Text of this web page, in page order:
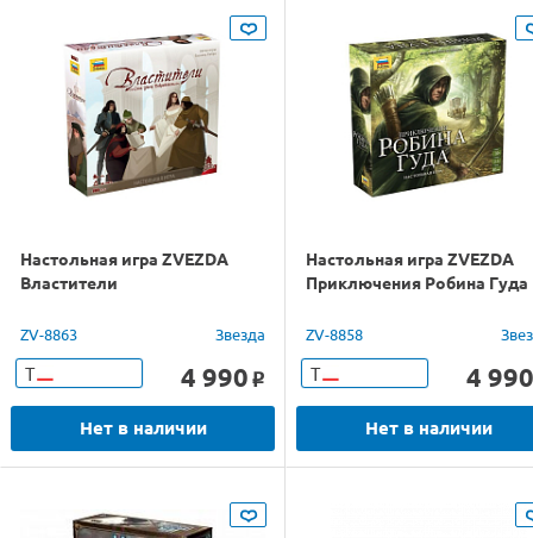
Настольная игра ZVEZDA
Властители
ZV-8863 Звезда
Т 4 990 o
Нет в наличии
Настольная игра ZVEZDA
Приключения Робина Гуда
ZV-8858
Т 4 990
Нет в наличии